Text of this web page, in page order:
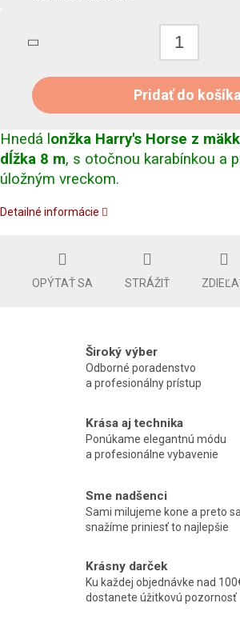
Pridať do
Hnedá lonžka Harry's Horse z
dĺžka 8 m, s otočnou karabínkou a
úložným vreckom.
Detailné informácie
OPÝTAŤ SA STRÁŽIŤ
Široký výber
Odborné poradenstvo
a profesionálny prístup
Krása aj technika
Ponúkame elegantnú módu
a profesionálne vybavenie
Sme nadšenci
Sami milujeme kone a preto sa
snažíme priniesť to najlepšie
Krásny darček
Ku každej objednávke nad
dostanete úžitkovú pozornosť